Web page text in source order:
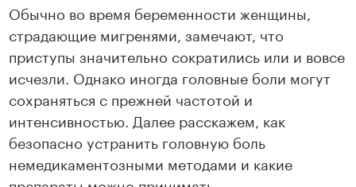
Обычно во время беременности женщины,
страдающие мигренями, замечают, что
приступы значительно сократились или и вовсе
исчезли. Однако иногда головные боли могут
сохраняться с прежней частотой и
интенсивностью. Далее расскажем, как
безопасно устранить головную боль
немедикаментозными методами и какие